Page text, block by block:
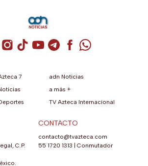
Cuenta de X / Twitter (se abre en una
Cuenta de Instagram (se abre en una
Cuenta de TikTok (se abre en
Cuenta de YouTube (se abre
Cuenta de Telegram (se
Cuenta de
Cuenta de
7
adn Noticias
a más +
TV Azteca Internacional
C.P.
CONTACTO
contacto@tvazteca.com
55 1720 1313 | Conmutador